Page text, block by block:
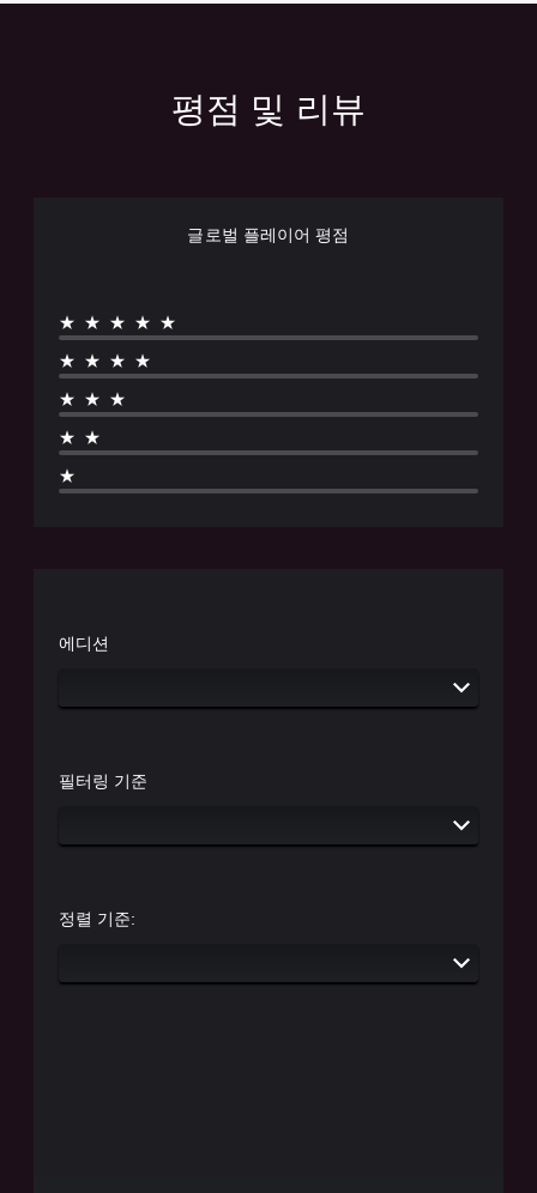
평점 및 리뷰
글로벌 플레이어 평점
★★★★★
★★★★
★★★
★★
★
에디션
필터링 기준
정렬 기준: